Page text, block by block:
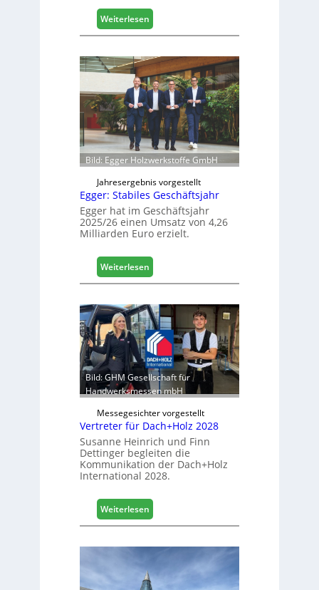
i
i
e
r
t
s
c
h
Weiterlesen:
H
f
e
l
e
e
r
ö
f
f
n
e
t
L
o
s
i
k
b
e
r
e
i
c
h
Bild: Egger Holzwerkstoffe GmbH
Jahresergebnis vorgestellt
Egger: Stabiles Geschäftsjahr
Egger hat im Geschäftsjahr
2025/26 einen Umsatz von 4,26
Milliarden Euro erzielt.
Weiterlesen:
E
g
e
r
S
t
a
b
i
l
e
s
G
e
s
c
h
f
s
Bild: GHM Gesellschaft für
Handwerksmessen mbH
Messegesichter vorgestellt
Vertreter für Dach+Holz 2028
Susanne Heinrich und Finn
Dettinger begleiten die
Kommunikation der Dach+Holz
International 2028.
Weiterlesen:
V
r
r